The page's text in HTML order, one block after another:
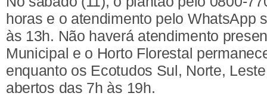
horas e o atendimento pelo WhatsApp
às 13h. Não haverá atendimento
Municipal e o Horto Florestal
enquanto os Ecotudos Sul, Norte,
abertos das 7h às 19h.